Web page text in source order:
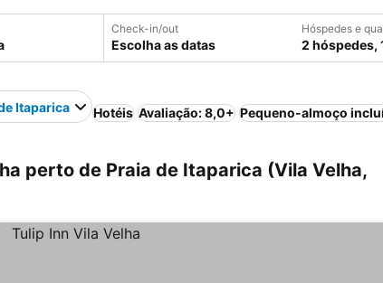
Check-in/out
Escolha as datas
Hóspedes e
2 hóspedes,
Itaparica Hotéis Avaliação: 8,0+ Pequeno-almoço
perto de Praia de Itaparica (Vila Velha,